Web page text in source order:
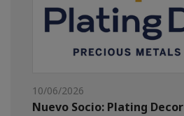
10/06/2026
Nuevo Socio: Plating Decor